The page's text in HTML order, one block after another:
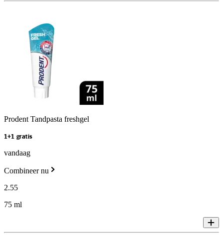
Prodent Tandpasta freshgel
1+1 gratis
vandaag
Combineer nu
2.55
75 ml